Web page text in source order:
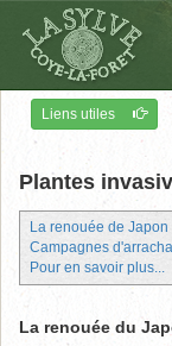
Liens utiles
Plantes
La renouée de Japon
Campagnes
Pour en savoir plus...
La renouée du